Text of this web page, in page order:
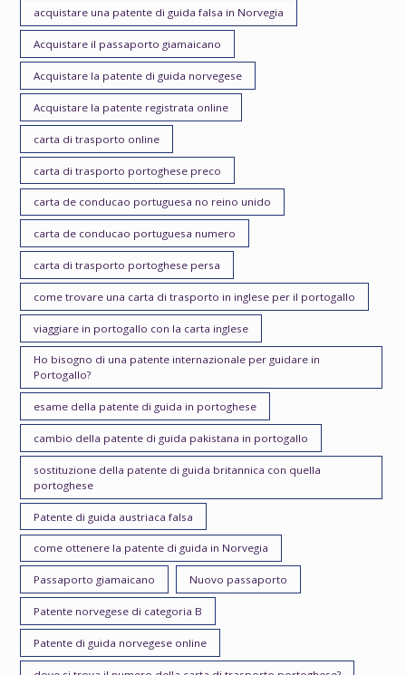
acquistare una patente di guida falsa in Norvegia
Acquistare il passaporto giamaicano
Acquistare la patente di guida norvegese
Acquistare la patente registrata online
carta di trasporto online
carta di trasporto portoghese preco
carta de conducao portuguesa no reino unido
carta de conducao portuguesa numero
carta di trasporto portoghese persa
come trovare una carta di trasporto in inglese per il portogallo
viaggiare in portogallo con la carta inglese
Ho bisogno di una patente internazionale per guidare in
Portogallo?
esame della patente di guida in portoghese
cambio della patente di guida pakistana in portogallo
sostituzione della patente di guida britannica con quella
portoghese
Patente di guida austriaca falsa
come ottenere la patente di guida in Norvegia
Passaporto giamaicano Nuovo passaporto
Patente norvegese di categoria B
Patente di guida norvegese online